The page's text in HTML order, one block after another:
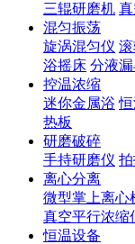
三辊研磨机
混匀振荡
旋涡混匀仪
浴摇床 分液
控温浓缩
迷你金属浴
热板
研磨破碎
手持研磨仪
离心分离
微型掌上离心
真空平行浓缩
恒温设备